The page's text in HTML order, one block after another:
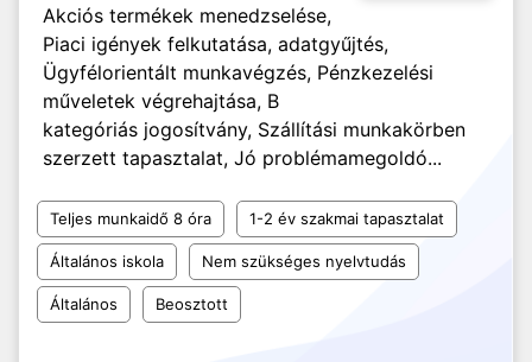
Akciós termékek menedzselése,
Piaci igények felkutatása, adatgyűjtés,
Ügyfélorientált munkavégzés, Pénzkezelési
műveletek végrehajtása, B
kategóriás jogosítvány, Szállítási munkakörben
szerzett tapasztalat, Jó problémamegoldó...
Teljes munkaidő 8 óra 1-2 év szakmai tapasztalat
Általános iskola Nem szükséges nyelvtudás
Általános Beosztott